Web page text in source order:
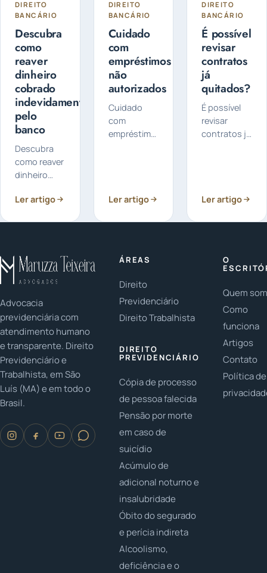
DIREITO
BANCÁRIO
Descubra
como
reaver
dinheiro
cobrado
indevidamente
pelo
banco
Descubra
como reaver
dinheiro
indevidamente
possível
receber
estes
Ler artigo
DIREITO
BANCÁRIO
Cuidado
com
empréstimos
não
autorizados
Cuidado
com
empréstimos
sua conta
se depara
Ler artigo
DIREITO
BANCÁRIO
É possível
revisar
contratos
já
quitados?
É possível
revisar
contratos já
financiamento
completamente
Ler artigo
Advocacia
previdenciária com
atendimento humano
e transparente. Direito
Previdenciário e
Trabalhista, em São
Luís (MA) e em todo o
Brasil.
ÁREAS
Direito
Previdenciário
Direito Trabalhista
DIREITO
PREVIDENCIÁRIO
Cópia de processo
de pessoa falecida
Pensão por morte
em caso de
suicídio
Acúmulo de
adicional noturno e
insalubridade
Óbito do segurado
e perícia indireta
Alcoolismo,
deficiência e o
O
Quem
Como
funciona
Artigos
Contato
Política de